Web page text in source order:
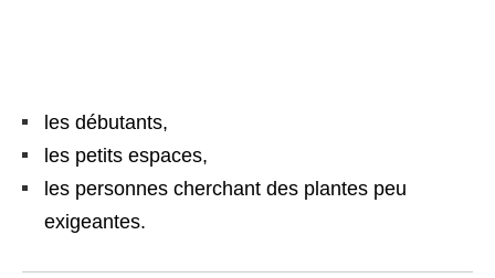
les débutants,
les petits espaces,
les personnes cherchant des plantes peu
exigeantes.